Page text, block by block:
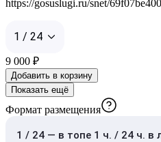
https://gosuslugi.ru/snet/
1 / 24
9 000 ₽
Добавить в корзину
Показать ещё
Формат размещения
1 / 24 — в топе 1 ч. / 24 ч. в